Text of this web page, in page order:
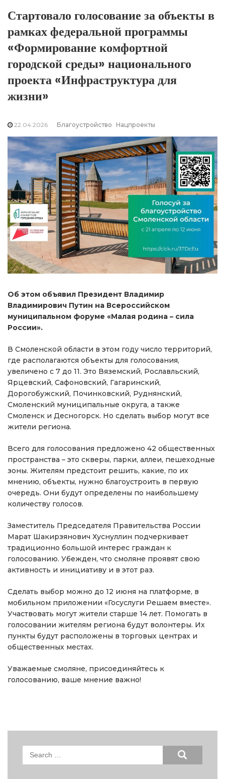
Стартовало голосование за объекты в
рамках федеральной программы
«Формирование комфортной
городской среды» национального
проекта «Инфраструктура для
жизни»
22.04.2026 Благоустройство Нацпроекты
Об этом объявил Президент Владимир
Владимирович Путин на Всероссийском
муниципальном форуме «Малая родина – сила
России».
В Смоленской области в этом году число территорий,
где располагаются объекты для голосования,
увеличено с 7 до 11. Это Вяземский, Рославльский,
Ярцевский, Сафоновский, Гагаринский,
Дорогобужский, Починковский, Руднянский,
Смоленский муниципальные округа, а также
Смоленск и Десногорск. Но сделать выбор могут все
жители региона.
Всего для голосования предложено 42 общественных
пространства – это скверы, парки, аллеи, пешеходные
зоны. Жителям предстоит решить, какие, по их
мнению, объекты, нужно благоустроить в первую
очередь. Они будут определены по наибольшему
количеству голосов.
Заместитель Председателя Правительства России
Марат Шакирзянович Хуснуллин подчеркивает
традиционно большой интерес граждан к
голосованию. Убежден, что смоляне проявят свою
активность и инициативу и в этот раз.
Сделать выбор можно до 12 июня на платформе, в
мобильном приложении «Госуслуги Решаем вместе».
Участвовать могут жители старше 14 лет. Помогать в
голосовании жителям региона будут волонтеры. Их
пункты будут расположены в торговых центрах и
общественных местах.
Уважаемые смоляне, присоединяйтесь к
голосованию, ваше мнение важно!
Search